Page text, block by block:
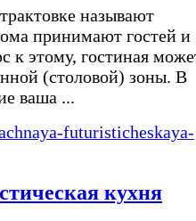
называют
принимают гостей и
к этому, гостиная
(столовой) зоны. В
ваша ...
кухня